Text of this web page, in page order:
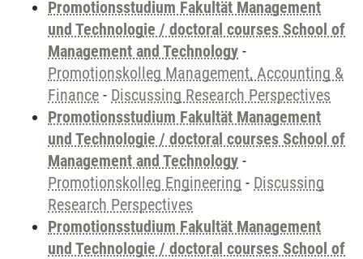
Promotionsstudium Fakultät Management
und Technologie / doctoral courses School of
Management and Technology -
Promotionskolleg Management, Accounting &
Finance - Discussing Research Perspectives
Promotionsstudium Fakultät Management
und Technologie / doctoral courses School of
Management and Technology -
Promotionskolleg Engineering - Discussing
Research Perspectives
Promotionsstudium Fakultät Management
und Technologie / doctoral courses School of